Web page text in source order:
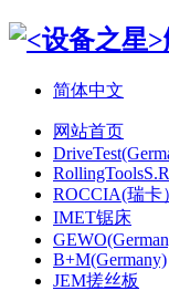
简体中文
网站首页
ROCCIA(瑞卡
IMET锯床
B+M(Germany)
JEM搓丝板